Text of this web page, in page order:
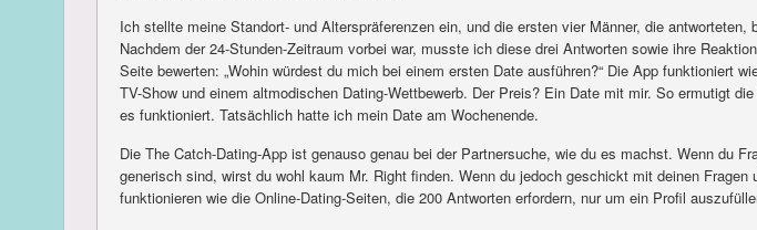
Ich stellte meine Standort- und Alterspräferenzen ein, und die ersten vier Männer, die antworteten,
Nachdem der 24-Stunden-Zeitraum vorbei war, musste ich diese drei Antworten sowie ihre
Seite bewerten: „Wohin würdest du mich bei einem ersten Date ausführen?“ Die App funktioniert
TV-Show und einem altmodischen Dating-Wettbewerb. Der Preis? Ein Date mit mir. So ermutigt
es funktioniert. Tatsächlich hatte ich mein Date am Wochenende.
Die The Catch-Dating-App ist genauso genau bei der Partnersuche, wie du es machst. Wenn du
generisch sind, wirst du wohl kaum Mr. Right finden. Wenn du jedoch geschickt mit deinen
funktionieren wie die Online-Dating-Seiten, die 200 Antworten erfordern, nur um ein Profil